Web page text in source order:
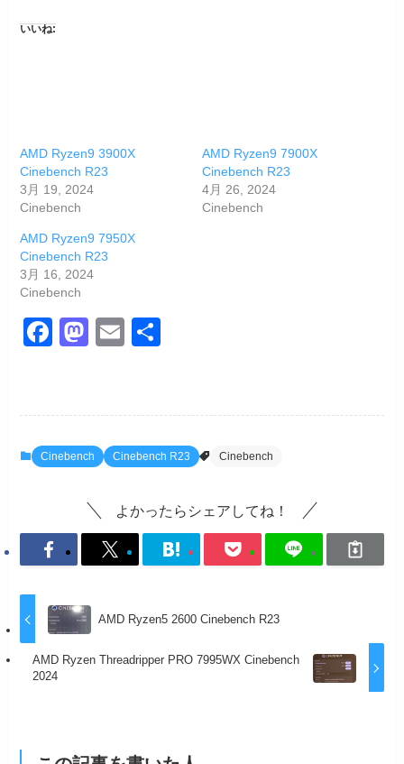
いいね:
AMD Ryzen9 3900X
Cinebench R23
3月 19, 2024
Cinebench
AMD Ryzen9 7900X
Cinebench R23
4月 26, 2024
Cinebench
AMD Ryzen9 7950X
Cinebench R23
3月 16, 2024
Cinebench
F
e
b
o
k
M
o
d
o
n
E
Cinebench Cinebench R23 Cinebench
よかったらシェアしてね！
AMD Ryzen5 2600 Cinebench R23
AMD Ryzen Threadripper PRO 7995WX Cinebench
2024